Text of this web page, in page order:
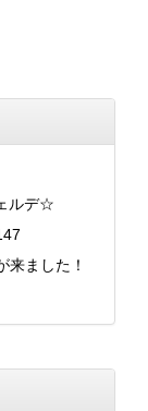
ルデ☆
来ました！